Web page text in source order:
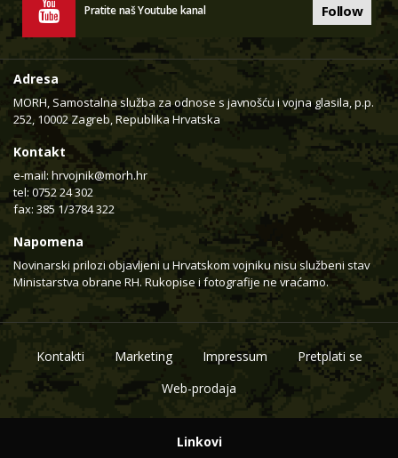
Pratite naš Youtube kanal Follow
Adresa
MORH, Samostalna služba za odnose s javnošću i vojna glasila, p.p.
252, 10002 Zagreb, Republika Hrvatska
Kontakt
e-mail: hrvojnik@morh.hr
tel: 0752 24 302
fax: 385 1/3784 322
Napomena
Novinarski prilozi objavljeni u Hrvatskom vojniku nisu službeni stav
Ministarstva obrane RH. Rukopise i fotografije ne vraćamo.
Kontakti Marketing Impressum
Pretplati se
Web-prodaja
Linkovi